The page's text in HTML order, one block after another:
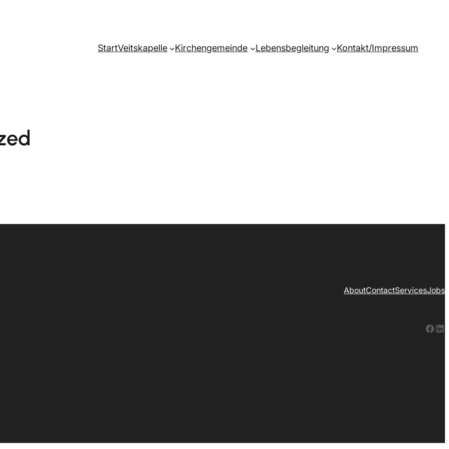
StartVeitskapelle Kirchengemeinde Lebensbegleitung Kontakt/Impressum
AboutContactServicesJobs
Facebook LinkedIn